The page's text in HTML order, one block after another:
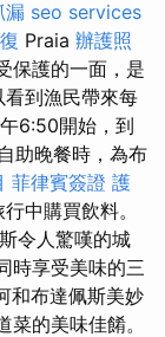
漏 seo services
Praia 辦護照
保護的一面，是
到漁民帶來每
6:50開始，到
助晚餐時，為布
菲律賓簽證 護
中購買飲料。
令人驚嘆的城
時享受美味的三
和布達佩斯美妙
的美味佳餚。